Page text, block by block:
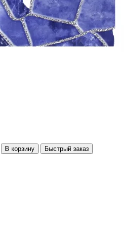
В корзину
Быстрый заказ